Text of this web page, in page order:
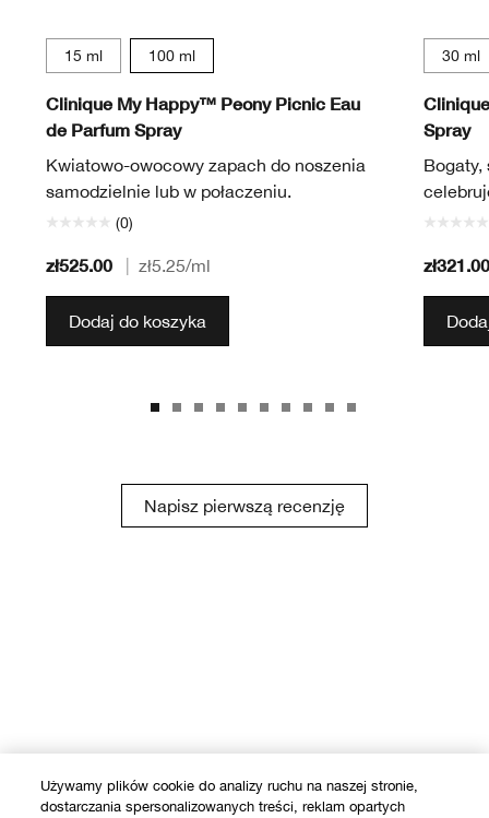
15 ml 100 ml
Clinique My Happy™ Peony Picnic Eau
de Parfum Spray
Kwiatowo-owocowy zapach do noszenia
samodzielnie lub w połaczeniu.
(0)
zł525.00 zł5.25/ml
Dodaj do koszyka
30 ml
Spray
Bogaty,
Napisz pierwszą recenzję
Używamy plików cookie do analizy ruchu na naszej stronie,
dostarczania spersonalizowanych treści, reklam opartych